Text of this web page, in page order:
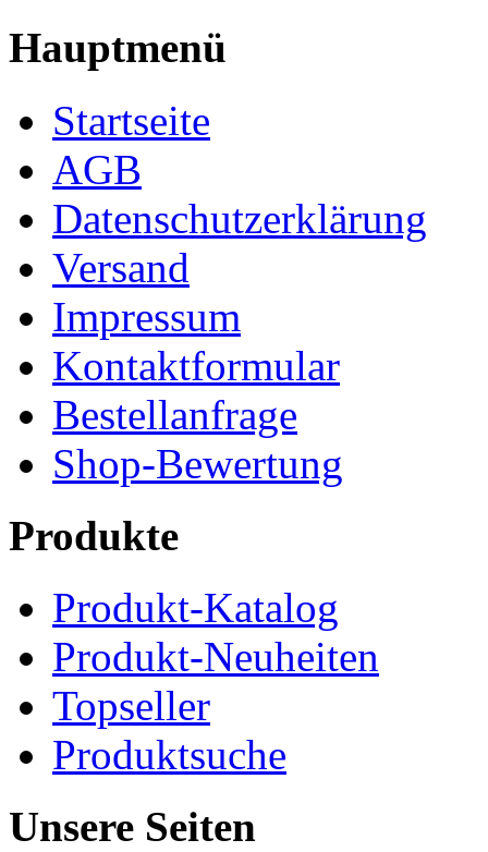
Hauptmenü
Startseite
AGB
Datenschutzerklärung
Versand
Impressum
Kontaktformular
Bestellanfrage
Shop-Bewertung
Produkte
Produkt-Katalog
Produkt-Neuheiten
Topseller
Produktsuche
Unsere Seiten